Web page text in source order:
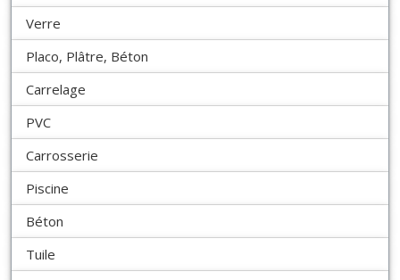
Verre
Placo, Plâtre, Béton
Carrelage
PVC
Carrosserie
Piscine
Béton
Tuile